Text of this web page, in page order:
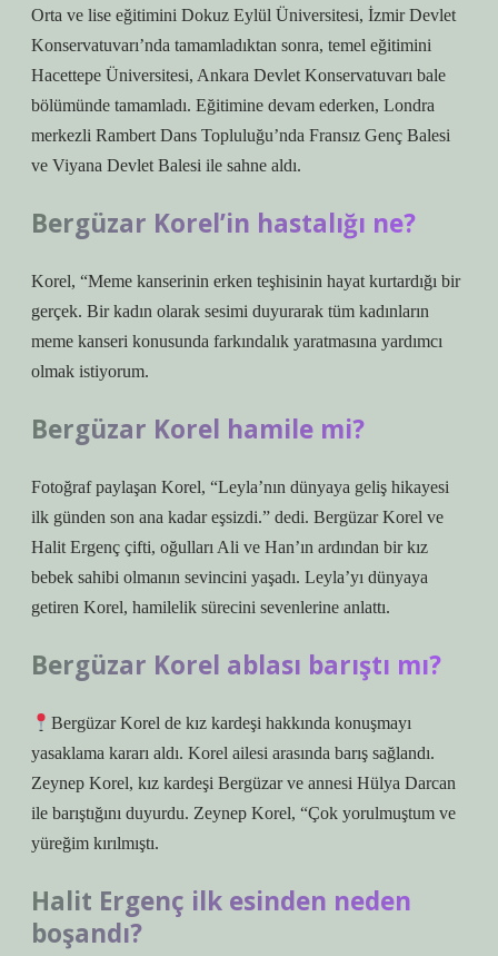
Orta ve lise eğitimini Dokuz Eylül Üniversitesi, İzmir Devlet
Konservatuvarı’nda tamamladıktan sonra, temel eğitimini
Hacettepe Üniversitesi, Ankara Devlet Konservatuvarı bale
bölümünde tamamladı. Eğitimine devam ederken, Londra
merkezli Rambert Dans Topluluğu’nda Fransız Genç Balesi
ve Viyana Devlet Balesi ile sahne aldı.
Bergüzar Korel’in hastalığı ne?
Korel, “Meme kanserinin erken teşhisinin hayat kurtardığı bir
gerçek. Bir kadın olarak sesimi duyurarak tüm kadınların
meme kanseri konusunda farkındalık yaratmasına yardımcı
olmak istiyorum.
Bergüzar Korel hamile mi?
Fotoğraf paylaşan Korel, “Leyla’nın dünyaya geliş hikayesi
ilk günden son ana kadar eşsizdi.” dedi. Bergüzar Korel ve
Halit Ergenç çifti, oğulları Ali ve Han’ın ardından bir kız
bebek sahibi olmanın sevincini yaşadı. Leyla’yı dünyaya
getiren Korel, hamilelik sürecini sevenlerine anlattı.
Bergüzar Korel ablası barıştı mı?
Bergüzar Korel de kız kardeşi hakkında konuşmayı
yasaklama kararı aldı. Korel ailesi arasında barış sağlandı.
Zeynep Korel, kız kardeşi Bergüzar ve annesi Hülya Darcan
ile barıştığını duyurdu. Zeynep Korel, “Çok yorulmuştum ve
yüreğim kırılmıştı.
Halit Ergenç ilk esinden neden
boşandı?